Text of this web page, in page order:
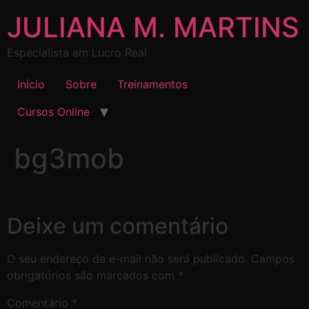
JULIANA M. MARTINS
Especialista em Lucro Real
Início Sobre
Treinamentos
Cursos Online
bg3mob
Deixe um comentário
O seu endereço de e-mail não será publicado. Campos
obrigatórios são marcados com *
Comentário *